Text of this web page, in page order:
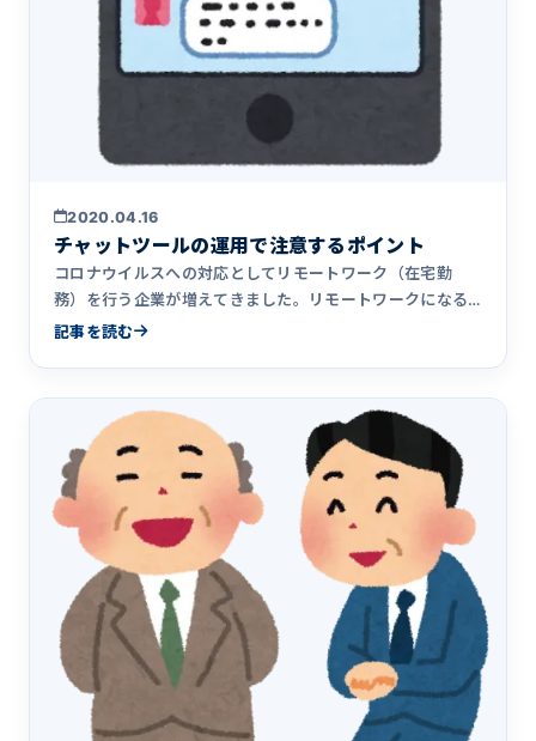
2020.04.16
チャットツールの運用で注意するポイント
コロナウイルスへの対応としてリモートワーク（在宅勤
務）を行う企業が増えてきました。リモートワークになる
と物理的な距離が離&hellip;
記事を読む